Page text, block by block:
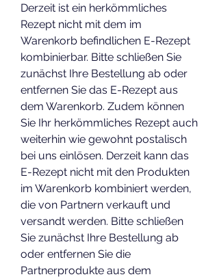
Derzeit ist ein herkömmliches
Rezept nicht mit dem im
Warenkorb befindlichen E-Rezept
kombinierbar. Bitte schließen Sie
zunächst Ihre Bestellung ab oder
entfernen Sie das E-Rezept aus
dem Warenkorb. Zudem können
Sie Ihr herkömmliches Rezept auch
weiterhin wie gewohnt postalisch
bei uns einlösen. Derzeit kann das
E-Rezept nicht mit den Produkten
im Warenkorb kombiniert werden,
die von Partnern verkauft und
versandt werden. Bitte schließen
Sie zunächst Ihre Bestellung ab
oder entfernen Sie die
Partnerprodukte aus dem